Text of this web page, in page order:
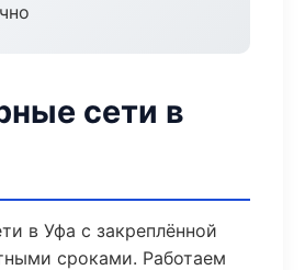
сети в
в Уфа с закреплённой
сроками. Работаем